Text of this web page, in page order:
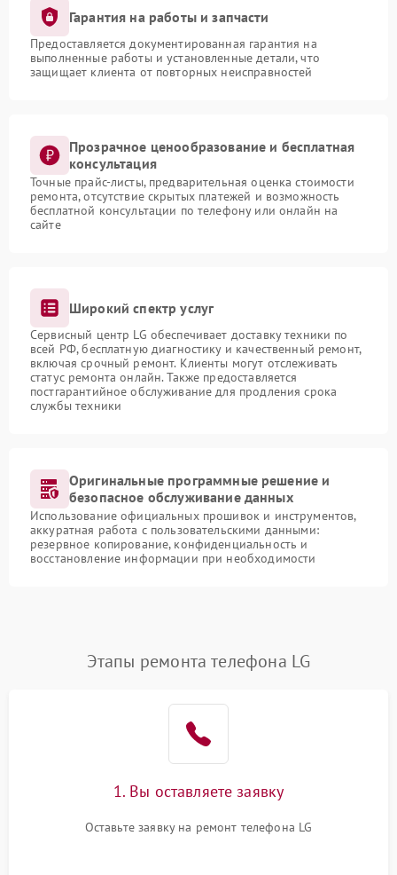
Гарантия на работы и запчасти
Предоставляется документированная гарантия на
выполненные работы и установленные детали, что
защищает клиента от повторных неисправностей
Прозрачное ценообразование и бесплатная
консультация
Точные прайс-листы, предварительная оценка стоимости
ремонта, отсутствие скрытых платежей и возможность
бесплатной консультации по телефону или онлайн на
сайте
Широкий спектр услуг
Сервисный центр LG обеспечивает доставку техники по
всей РФ, бесплатную диагностику и качественный ремонт,
включая срочный ремонт. Клиенты могут отслеживать
статус ремонта онлайн. Также предоставляется
постгарантийное обслуживание для продления срока
службы техники
Оригинальные программные решение и
безопасное обслуживание данных
Использование официальных прошивок и инструментов,
аккуратная работа с пользовательскими данными:
резервное копирование, конфиденциальность и
восстановление информации при необходимости
Этапы ремонта телефона LG
1. Вы оставляете заявку
Оставьте заявку на ремонт телефона LG